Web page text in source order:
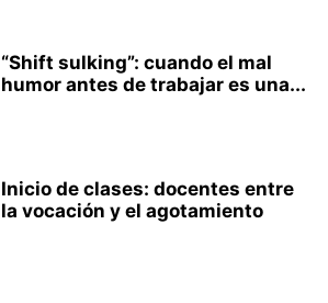
“Shift sulking”: cuando el mal
humor antes de trabajar es una...
Inicio de clases: docentes entre
la vocación y el agotamiento